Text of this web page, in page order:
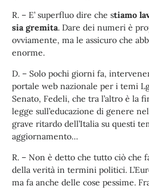
R. – E’ superfluo dire che stiamo
sia gremita. Dare dei numeri è
ovviamente, ma le assicuro che
enorme.
D. – Solo pochi giorni fa,
portale web nazionale per i temi
Senato, Fedeli, che tra l’altro è la
legge sull’educazione di genere
grave ritardo dell’Italia su questi
aggiornamento…
R. – Non è detto che tutto ciò che
della verità in termini politici.
ma fa anche delle cose pessime.